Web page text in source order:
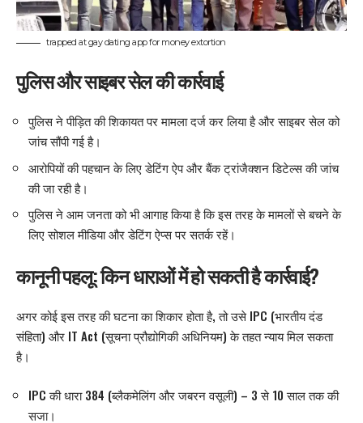
trapped at gay dating app for money extortion
पुलिस और साइबर सेल की कार्रवाई
पुलिस ने पीड़ित की शिकायत पर मामला दर्ज कर लिया है और साइबर सेल को
जांच सौंपी गई है।
आरोपियों की पहचान के लिए डेटिंग ऐप और बैंक ट्रांजैक्शन डिटेल्स की जांच
की जा रही है।
पुलिस ने आम जनता को भी आगाह किया है कि इस तरह के मामलों से बचने के
लिए सोशल मीडिया और डेटिंग ऐप्स पर सतर्क रहें।
कानूनी पहलू: किन धाराओं में हो सकती है कार्रवाई?
अगर कोई इस तरह की घटना का शिकार होता है, तो उसे IPC (भारतीय दंड
संहिता) और IT Act (सूचना प्रौद्योगिकी अधिनियम) के तहत न्याय मिल सकता
है।
IPC की धारा 384 (ब्लैकमेलिंग और जबरन वसूली) – 3 से 10 साल तक की
सजा।